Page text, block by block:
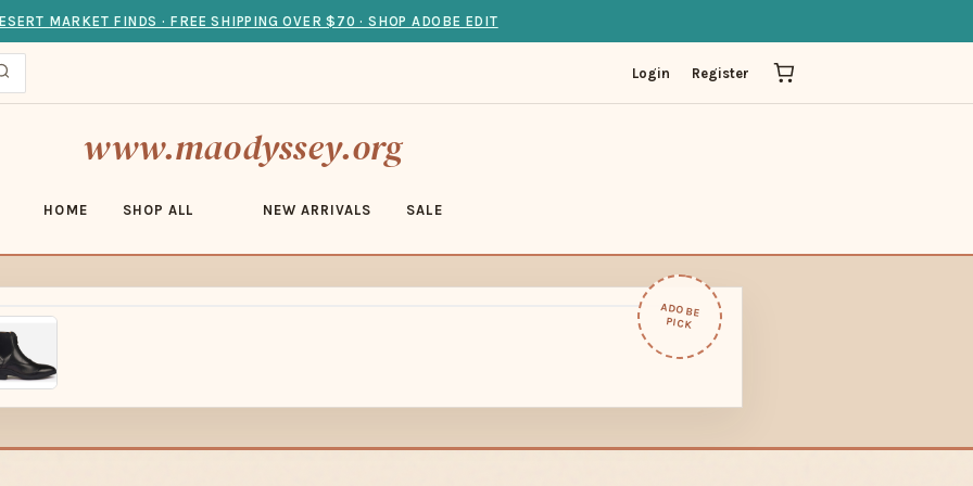
MARKET FINDS · FREE SHIPPING OVER $70 · SHOP ADOBE EDIT
Login Register
www.maodyssey.org
HOME SHOP ALL NEW ARRIVALS SALE
ADOBE
PICK